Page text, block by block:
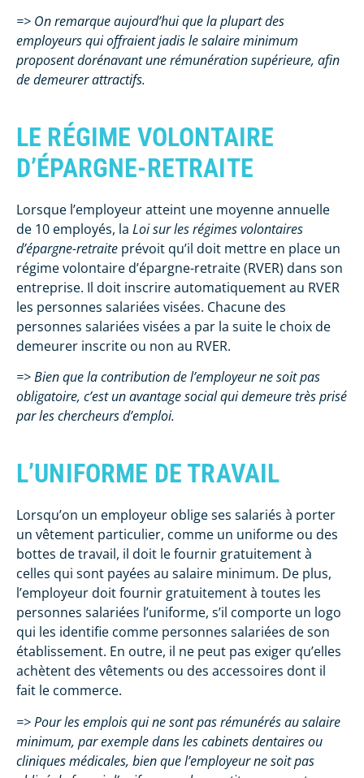
=> On remarque aujourd’hui que la plupart des
employeurs qui offraient jadis le salaire minimum
proposent dorénavant une rémunération supérieure, afin
de demeurer attractifs.
LE RÉGIME VOLONTAIRE
D’ÉPARGNE-RETRAITE
Lorsque l’employeur atteint une moyenne annuelle
de 10 employés, la Loi sur les régimes volontaires
d’épargne-retraite prévoit qu’il doit mettre en place un
régime volontaire d’épargne-retraite (RVER) dans son
entreprise. Il doit inscrire automatiquement au RVER
les personnes salariées visées. Chacune des
personnes salariées visées a par la suite le choix de
demeurer inscrite ou non au RVER.
=> Bien que la contribution de l’employeur ne soit pas
obligatoire, c’est un avantage social qui demeure très prisé
par les chercheurs d’emploi.
L’UNIFORME DE TRAVAIL
Lorsqu’on un employeur oblige ses salariés à porter
un vêtement particulier, comme un uniforme ou des
bottes de travail, il doit le fournir gratuitement à
celles qui sont payées au salaire minimum. De plus,
l’employeur doit fournir gratuitement à toutes les
personnes salariées l’uniforme, s’il comporte un logo
qui les identifie comme personnes salariées de son
établissement. En outre, il ne peut pas exiger qu’elles
achètent des vêtements ou des accessoires dont il
fait le commerce.
=> Pour les emplois qui ne sont pas rémunérés au salaire
minimum, par exemple dans les cabinets dentaires ou
cliniques médicales, bien que l’employeur ne soit pas